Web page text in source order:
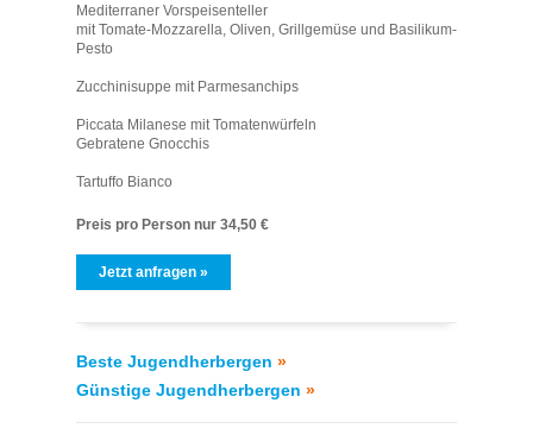
Mediterraner Vorspeisenteller
mit Tomate-Mozzarella, Oliven, Grillgemüse und Basilikum-
Pesto
Zucchinisuppe mit Parmesanchips
Piccata Milanese mit Tomatenwürfeln
Gebratene Gnocchis
Tartuffo Bianco
Preis pro Person nur 34,50 €
Jetzt anfragen »
Beste Jugendherbergen »
Günstige Jugendherbergen »